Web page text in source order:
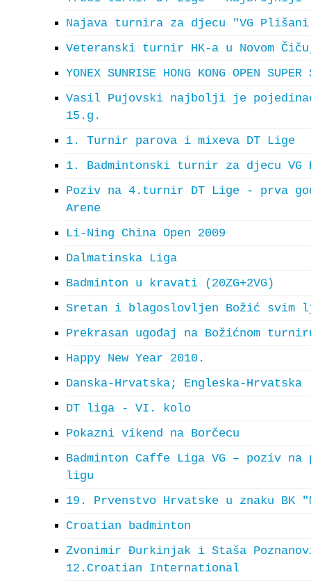
Najava turnira za djecu "VG Plišani
Veteranski turnir HK-a u Novom
YONEX SUNRISE HONG KONG OPEN
Vasil Pujovski najbolji je
15.g.
1. Turnir parova i mixeva DT Lige
1. Badmintonski turnir za djecu VG
Poziv na 4.turnir DT Lige - prva
Arene
Li-Ning China Open 2009
Dalmatinska Liga
Badminton u kravati (20ZG+2VG)
Sretan i blagoslovljen Božić svim
Prekrasan ugođaj na Božićnom
Happy New Year 2010.
Danska-Hrvatska; Engleska-Hrvatska
DT liga - VI. kolo
Pokazni vikend na Borčecu
Badminton Caffe Liga VG – poziv na
ligu
19. Prvenstvo Hrvatske u znaku BK
Croatian badminton
Zvonimir Đurkinjak i Staša
12.Croatian International